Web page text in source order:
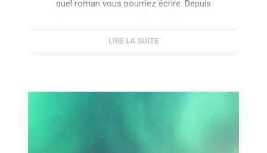
quel roman vous pourriez écrire. Depuis
relever […]
LIRE LA SUITE